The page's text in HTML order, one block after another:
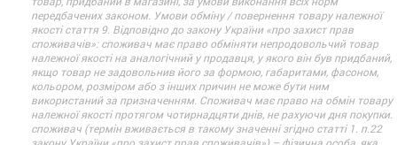
передбачених законом. Умови обміну / повернення товару належної
якості стаття 9. Відповідно до закону України «про захист прав
споживачів»: споживач має право обміняти непродовольчий товар
належної якості на аналогічний у продавця, у якого він був придбаний,
якщо товар не задовольнив його за формою, габаритами, фасоном,
кольором, розміром або з інших причин не може бути ним
використаний за призначенням. Споживач має право на обмін товару
належної якості протягом чотирнадцяти днів, не рахуючи дня покупки.
споживач (термін вживається в такому значенні згідно статті 1. п.22
закону України «про захист прав споживачів») – фізична особа, яка